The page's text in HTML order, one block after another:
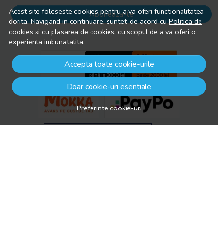
Acest site foloseste cookies pentru a va oferi functionalitatea
dorita. Navigand in continuare, sunteti de acord cuPolitica de
cookies si cu plasarea de cookies, cu scopul de a va oferi o
experienta imbunatatita.
Accepta toate cookie-urile
Doar cookie-uri esentiale
Preferinte cookie-uri
Aboneaza-te